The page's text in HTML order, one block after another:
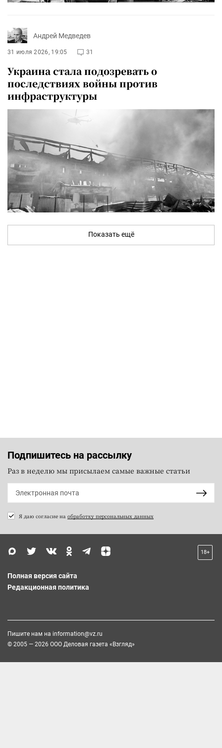
Андрей Медведев
31 июля 2026, 19:05 31
Украина стала подозревать о
последствиях войны против
инфраструктуры
Показать ещё
Подпишитесь на рассылку
Раз в неделю мы присылаем самые важные статьи
Я даю согласие на обработку персональных данных
18+
Полная версия сайта
Редакционная политика
Пишите нам на information@vz.ru
© 2005 — 2026 ООО Деловая газета «Взгляд»